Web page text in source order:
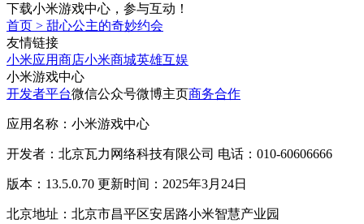
下载小米游戏中心，参与互动！
首页 > 甜心公主的奇妙约会
友情链接
小米应用商店小米商城英雄互娱
小米游戏中心
开发者平台微信公众号微博主页商务合作
应用名称：小米游戏中心
开发者：北京瓦力网络科技有限公司 电话：010-60606666
版本：13.5.0.70 更新时间：2025年3月24日
北京地址：北京市昌平区安居路小米智慧产业园